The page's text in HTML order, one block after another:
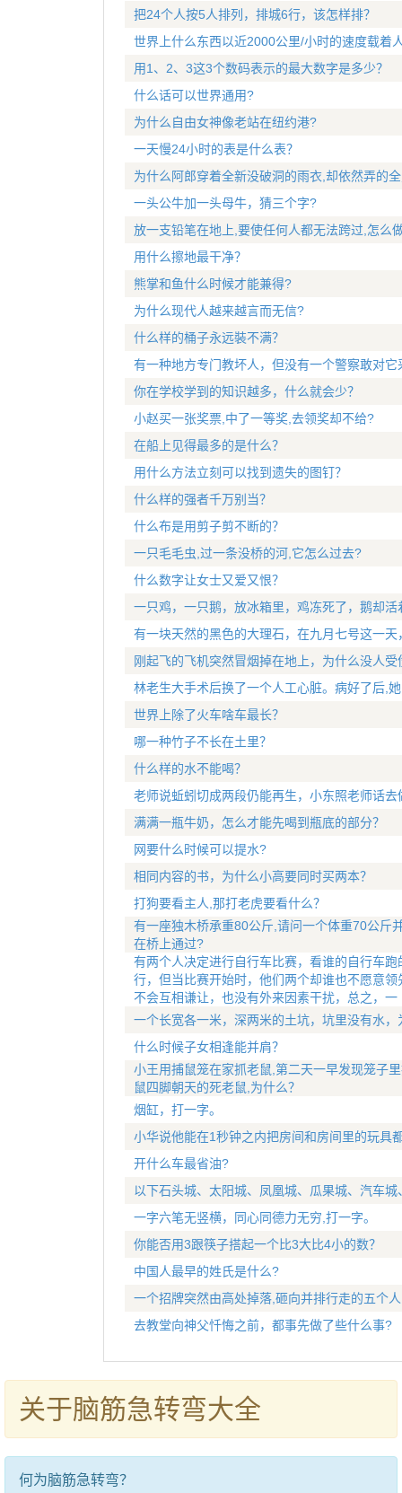
把24个人按5人排列，排城6行，该怎样排？
世界上什么东西以近2000公里/小时的速度载着
用1、2、3这3个数码表示的最大数字是多少？
什么话可以世界通用?
为什么自由女神像老站在纽约港?
一天慢24小时的表是什么表？
为什么阿郎穿着全新没破洞的雨衣,却依然弄的
一头公牛加一头母牛，猜三个字?
放一支铅笔在地上,要使任何人都无法跨过,怎么
用什么擦地最干净？
熊掌和鱼什么时候才能兼得?
为什么现代人越来越言而无信?
什么样的桶子永远裝不满？
有一种地方专门教坏人，但没有一个警察敢对
你在学校学到的知识越多，什么就会少？
小赵买一张奖票,中了一等奖,去领奖却不给?
在船上见得最多的是什么？
用什么方法立刻可以找到遗失的图钉？
什么样的强者千万别当？
什么布是用剪子剪不断的？
一只毛毛虫,过一条没桥的河,它怎么过去?
什么数字让女士又爱又恨？
一只鸡，一只鹅，放冰箱里，鸡冻死了，鹅却活
有一块天然的黑色的大理石，在九月七号这一
刚起飞的飞机突然冒烟掉在地上，为什么没人受
林老生大手术后换了一个人工心脏。病好了后,
世界上除了火车啥车最长？
哪一种竹子不长在土里？
什么样的水不能喝？
老师说蚯蚓切成两段仍能再生，小东照老师话
满满一瓶牛奶，怎么才能先喝到瓶底的部分？
网要什么时候可以提水?
相同内容的书，为什么小高要同时买两本？
打狗要看主人,那打老虎要看什么？
有一座独木桥承重80公斤,请问一个体重70公斤
在桥上通过?
有两个人决定进行自行车比赛，看谁的自行车
行，但当比赛开始时，他们两个却谁也不愿意
不会互相谦让，也没有外来因素干扰，总之，一
一个长宽各一米，深两米的土坑，坑里没有水
什么时候子女相逢能并肩？
小王用捕鼠笼在家抓老鼠,第二天一早发现笼子
鼠四脚朝天的死老鼠,为什么？
烟缸，打一字。
小华说他能在1秒钟之内把房间和房间里的玩具
开什么车最省油?
以下石头城、太阳城、凤凰城、瓜果城、汽车
一字六笔无竖横，同心同德力无穷,打一字。
你能否用3跟筷子搭起一个比3大比4小的数？
中国人最早的姓氏是什么?
一个招牌突然由高处掉落,砸向并排行走的五个
去教堂向神父忏悔之前，都事先做了些什么事?
关于脑筋急转弯大全
何为脑筋急转弯？